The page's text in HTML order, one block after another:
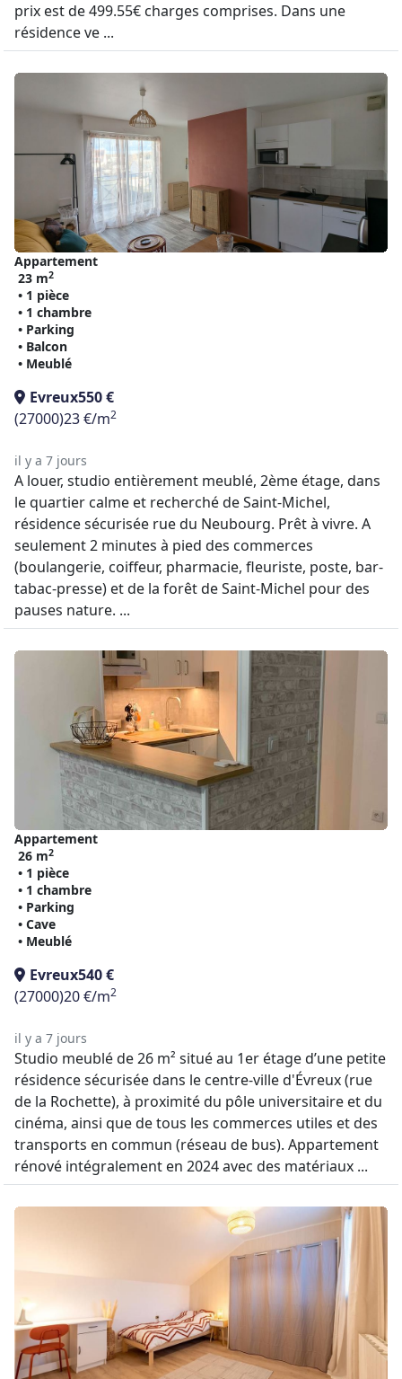
prix est de 499.55€ charges comprises. Dans une
résidence ve ...
Appartement
23 m2
• 1 pièce
• 1 chambre
• Parking
• Balcon
• Meublé
Evreux550 €
(27000)23 €/m2
il y a 7 jours
A louer, studio entièrement meublé, 2ème étage, dans
le quartier calme et recherché de Saint-Michel,
résidence sécurisée rue du Neubourg. Prêt à vivre. A
seulement 2 minutes à pied des commerces
(boulangerie, coiffeur, pharmacie, fleuriste, poste, bar-
tabac-presse) et de la forêt de Saint-Michel pour des
pauses nature. ...
Appartement
26 m2
• 1 pièce
• 1 chambre
• Parking
• Cave
• Meublé
Evreux540 €
(27000)20 €/m2
il y a 7 jours
Studio meublé de 26 m² situé au 1er étage d’une petite
résidence sécurisée dans le centre-ville d'Évreux (rue
de la Rochette), à proximité du pôle universitaire et du
cinéma, ainsi que de tous les commerces utiles et des
transports en commun (réseau de bus). Appartement
rénové intégralement en 2024 avec des matériaux ...